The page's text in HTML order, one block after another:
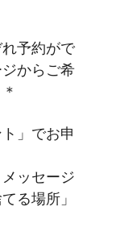
予約がで
からご希
」でお申
ッセージ
る場所」